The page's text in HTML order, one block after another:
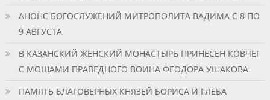
АНОНС БОГОСЛУЖЕНИЙ МИТРОПОЛИТА ВАДИМА С 8 ПО
9 АВГУСТА
В КАЗАНСКИЙ ЖЕНСКИЙ МОНАСТЫРЬ ПРИНЕСЕН КОВЧЕГ
С МОЩАМИ ПРАВЕДНОГО ВОИНА ФЕОДОРА УШАКОВА
ПАМЯТЬ БЛАГОВЕРНЫХ КНЯЗЕЙ БОРИСА И ГЛЕБА